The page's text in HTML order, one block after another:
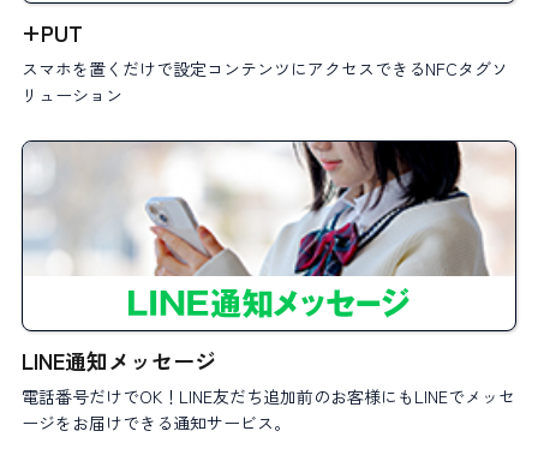
+PUT
スマホを置くだけで設定コンテンツにアクセスできるNFCタグソ
リューション
LINE通知メッセージ
電話番号だけでOK！LINE友だち追加前のお客様にもLINEでメッセ
ージをお届けできる通知サービス。